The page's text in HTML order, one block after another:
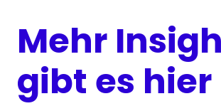
Mehr
gibt es hier